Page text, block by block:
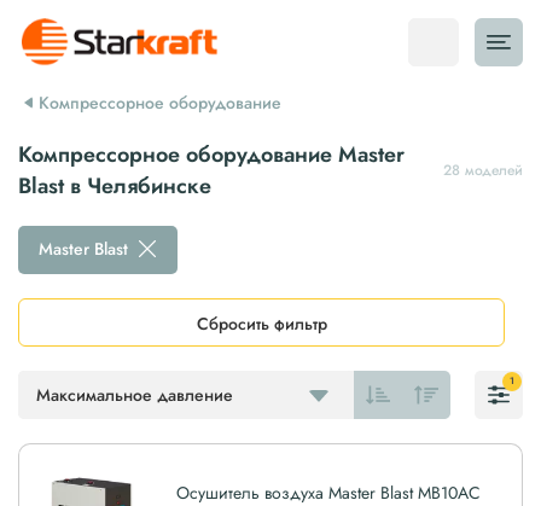
Компрессорное оборудование
Компрессорное оборудование Master
Blast в Челябинске
28 моделей
Максимальное давление
Master Blast
Сбросить фильтр
1
Осушитель воздуха Master Blast MB10AC